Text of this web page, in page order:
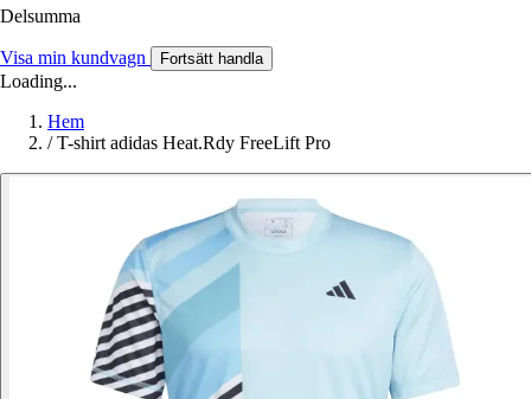
Delsumma
Visa min kundvagn Fortsätt handla
Loading...
Hem
/ T-shirt adidas Heat.Rdy FreeLift Pro